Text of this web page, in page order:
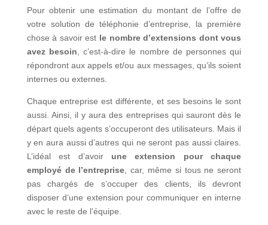
Pour obtenir une estimation du montant de l’offre de
votre solution de téléphonie d’entreprise, la première
chose à savoir est le nombre d’extensions dont vous
avez besoin, c’est-à-dire le nombre de personnes qui
répondront aux appels et/ou aux messages, qu’ils soient
internes ou externes.
Chaque entreprise est différente, et ses besoins le sont
aussi. Ainsi, il y aura des entreprises qui sauront dès le
départ quels agents s’occuperont des utilisateurs. Mais il
y en aura aussi d’autres qui ne seront pas aussi claires.
L’idéal est d’avoir une extension pour chaque
employé de l’entreprise, car, même si tous ne seront
pas chargés de s’occuper des clients, ils devront
disposer d’une extension pour communiquer en interne
avec le reste de l’équipe.